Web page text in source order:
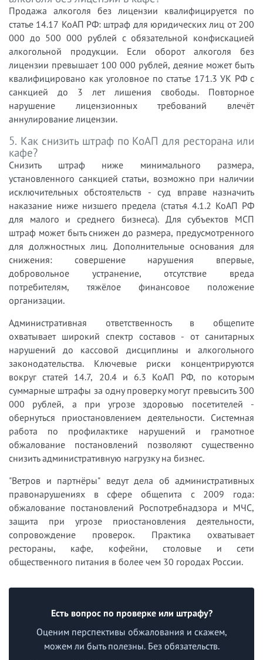
Продажа алкоголя без лицензии квалифицируется по
статье 14.17 КоАП РФ: штраф для юридических лиц от 200
000 до 500 000 рублей с обязательной конфискацией
алкогольной продукции. Если оборот алкоголя без
лицензии превышает 100 000 рублей, деяние может быть
квалифицировано как уголовное по статье 171.3 УК РФ с
санкцией до 3 лет лишения свободы. Повторное
нарушение лицензионных требований влечёт
аннулирование лицензии.
5. Как снизить штраф по КоАП для ресторана или
кафе?
Снизить штраф ниже минимального размера,
установленного санкцией статьи, возможно при наличии
исключительных обстоятельств - суд вправе назначить
наказание ниже низшего предела (статья 4.1.2 КоАП РФ
для малого и среднего бизнеса). Для субъектов МСП
штраф может быть снижен до размера, предусмотренного
для должностных лиц. Дополнительные основания для
снижения: совершение нарушения впервые,
добровольное устранение, отсутствие вреда
потребителям, тяжёлое финансовое положение
организации.
Административная ответственность в общепите
охватывает широкий спектр составов - от санитарных
нарушений до кассовой дисциплины и алкогольного
законодательства. Ключевые риски концентрируются
вокруг статей 14.7, 20.4 и 6.3 КоАП РФ, по которым
суммарные штрафы за одну проверку могут превысить 300
000 рублей, а при угрозе здоровью посетителей -
обернуться приостановлением деятельности. Системная
работа по профилактике нарушений и грамотное
обжалование постановлений позволяют существенно
снизить административную нагрузку на бизнес.
"Ветров и партнёры" ведут дела об административных
правонарушениях в сфере общепита с 2009 года:
обжалование постановлений Роспотребнадзора и МЧС,
защита при угрозе приостановления деятельности,
сопровождение проверок. Практика охватывает
рестораны, кафе, кофейни, столовые и сети
общественного питания в более чем 30 городах России.
Есть вопрос по проверке или штрафу?
Оценим перспективы обжалования и скажем,
можем ли быть полезны. Без обязательств.